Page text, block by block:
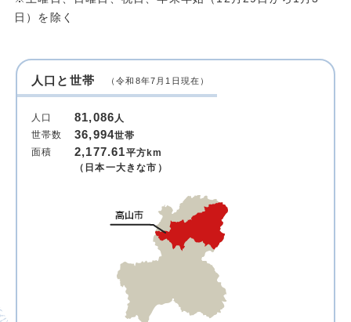
日）を除く
人口と世帯 （令和8年7月1日現在）
人口 81,086人
世帯数
36,994世帯
面積
2,177.61平方km
（日本一大きな市）